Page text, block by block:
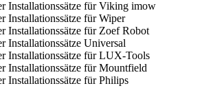
Installationssätze für Viking imow
Installationssätze für Wiper
Installationssätze für Zoef Robot
Installationssätze Universal
Installationssätze für LUX-Tools
Installationssätze für Mountfield
Installationssätze für Philips